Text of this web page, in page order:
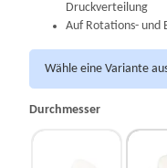
Druckverteilung
Auf Rotations- und
Wähle eine Variante
Durchmesser